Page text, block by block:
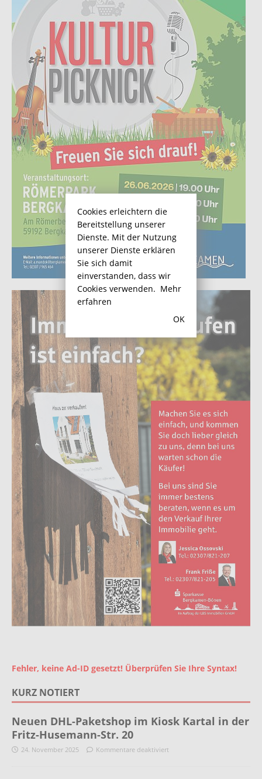
Fehler, keine Ad-ID gesetzt! Überprüfen Sie Ihre Syntax!
KURZ NOTIERT
Neuen DHL-Paketshop im Kiosk Kartal in der
Fritz-Husemann-Str. 20
24. November 2025 Kommentare deaktiviert
Cookies erleichtern die
Bereitstellung unserer
Dienste. Mit der Nutzung
unserer Dienste erklären
Sie sich damit
einverstanden, dass wir
Cookies verwenden. Mehr
erfahren
OK